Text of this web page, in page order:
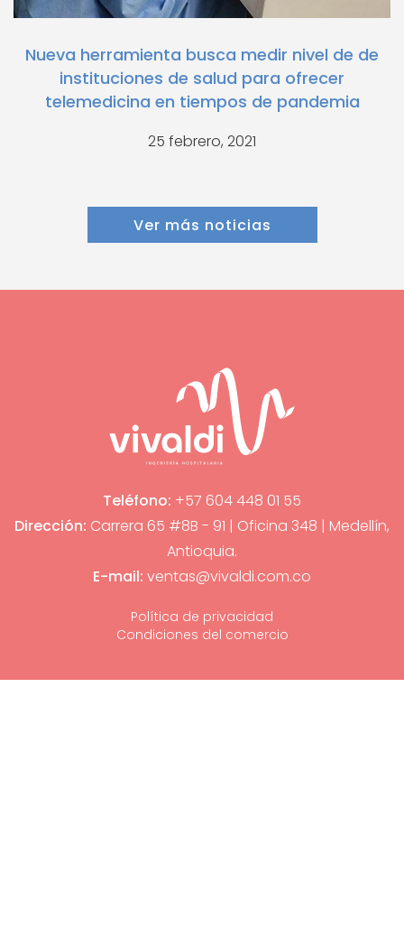
Nueva herramienta busca medir nivel de de
instituciones de salud para ofrecer
telemedicina en tiempos de pandemia
25 febrero, 2021
Ver más noticias
Teléfono: +57 604 448 01 55
Dirección: Carrera 65 #8B - 91 | Oficina 348 | Medellín,
Antioquia.
E-mail: ventas@vivaldi.com.co
Política de privacidad
Condiciones del comercio